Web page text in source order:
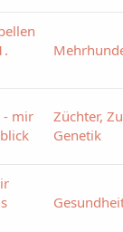
- mir
Züchter,
Genetik